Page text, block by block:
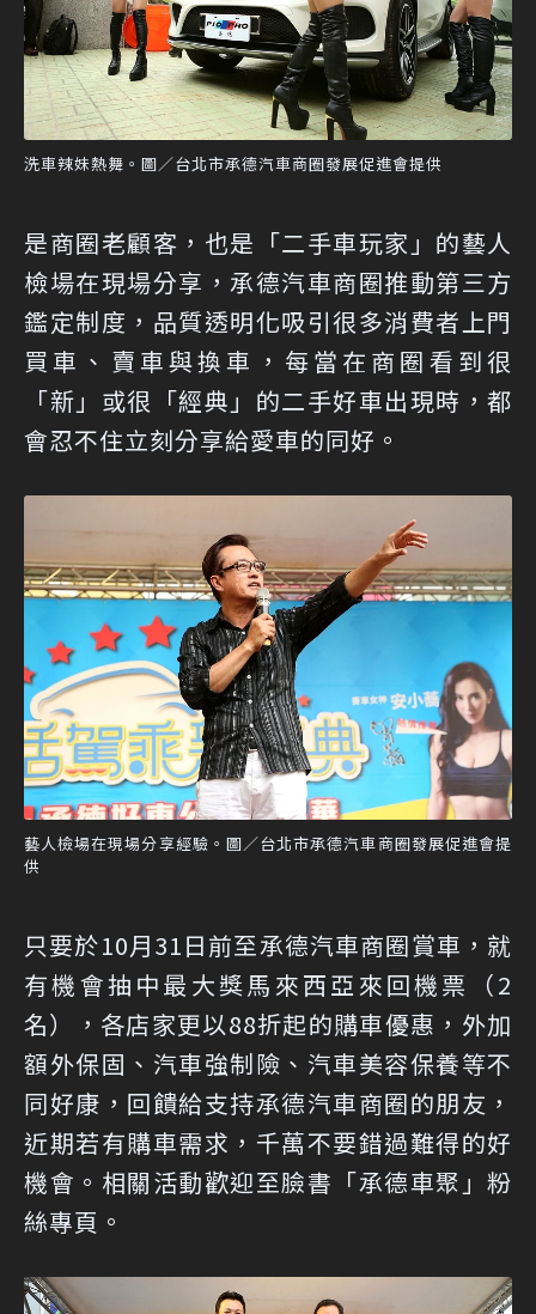
洗車辣妹熱舞。圖／台北市承德汽車商圈發展促進會提供
是商圈老顧客，也是「二手車玩家」的藝人
檢場在現場分享，承德汽車商圈推動第三方
鑑定制度，品質透明化吸引很多消費者上門
買車、賣車與換車，每當在商圈看到很
「新」或很「經典」的二手好車出現時，都
會忍不住立刻分享給愛車的同好。
藝人檢場在現場分享經驗。圖／台北市承德汽車商圈發展促進會提
供
只要於10月31日前至承德汽車商圈賞車，就
有機會抽中最大獎馬來西亞來回機票（2
名），各店家更以88折起的購車優惠，外加
額外保固、汽車強制險、汽車美容保養等不
同好康，回饋給支持承德汽車商圈的朋友，
近期若有購車需求，千萬不要錯過難得的好
機會。相關活動歡迎至臉書 「承德車聚」粉
絲專頁 。